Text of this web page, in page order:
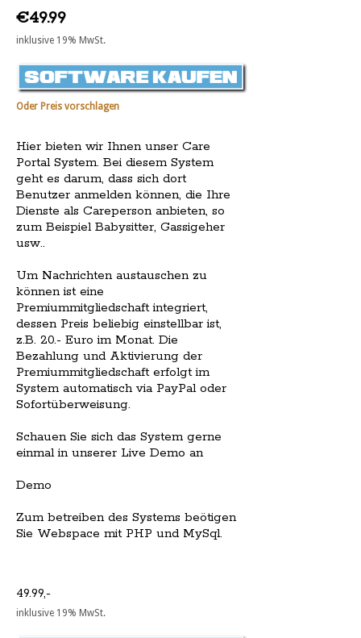
€49.99
inklusive 19% MwSt.
Oder Preis vorschlagen
Hier bieten wir Ihnen unser Care
Portal System. Bei diesem System
geht es darum, dass sich dort
Benutzer anmelden können, die Ihre
Dienste als Careperson anbieten, so
zum Beispiel Babysitter, Gassigeher
usw..
Um Nachrichten austauschen zu
können ist eine
Premiummitgliedschaft integriert,
dessen Preis beliebig einstellbar ist,
z.B. 20.- Euro im Monat. Die
Bezahlung und Aktivierung der
Premiummitgliedschaft erfolgt im
System automatisch via PayPal oder
Sofortüberweisung.
Schauen Sie sich das System gerne
einmal in unserer Live Demo an
Demo
Zum betreiben des Systems beötigen
Sie Webspace mit PHP und MySql.
49.99,-
inklusive 19% MwSt.